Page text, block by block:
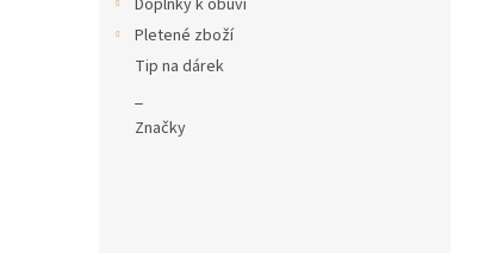
Doplňky k obuvi
Pletené zboží
Tip na dárek
_
Značky